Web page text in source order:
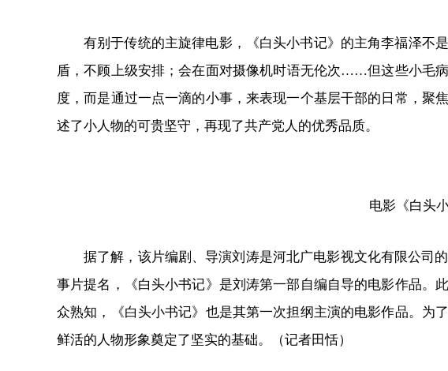
有别于传统的主旋律电影，《白头小书记》的主角李福泽
盾，不顾上级安排；会在面对摄像机时语无伦次……但这些小毛
度，而是通过一点一滴的小事，来表现一个基层干部的日常，聚
述了小人物的可贵坚守，再现了共产党人的优秀品质。
电影《白头
据了解，该片编剧、导演刘涛是河北广电影视文化有限公司
事片提名，《白头小书记》是刘涛第一部自编自导的电影作品。
众熟知，《白头小书记》也是其第一次担纲主演的电影作品。为
鲜活的人物形象奠定了坚实的基础。
（记者田恬）